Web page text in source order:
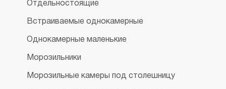
Отдельностоящие
Встраиваемые однокамерные
Однокамерные маленькие
Морозильники
Морозильные камеры под столешницу